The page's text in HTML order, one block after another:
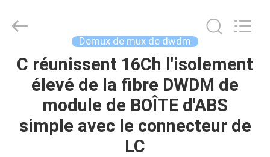
MAISON
HiLink
Technology
Reserved.
Demux de mux de dwdm
C réunissent 16Ch l'isolement
élevé de la fibre DWDM de
module de BOÎTE d'ABS
simple avec le connecteur de
LC